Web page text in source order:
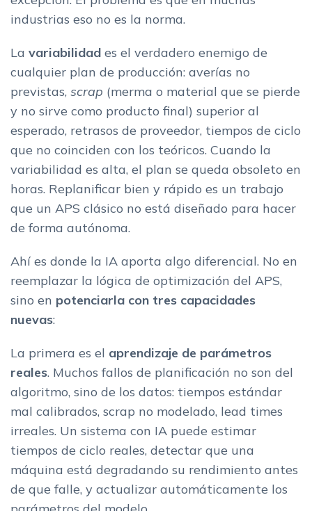
industrias eso no es la norma.
La variabilidad es el verdadero enemigo de
cualquier plan de producción: averías no
previstas, scrap (merma o material que se pierde
y no sirve como producto final) superior al
esperado, retrasos de proveedor, tiempos de ciclo
que no coinciden con los teóricos. Cuando la
variabilidad es alta, el plan se queda obsoleto en
horas. Replanificar bien y rápido es un trabajo
que un APS clásico no está diseñado para hacer
de forma autónoma.
Ahí es donde la IA aporta algo diferencial. No en
reemplazar la lógica de optimización del APS,
sino en potenciarla con tres capacidades
nuevas:
La primera es el aprendizaje de parámetros
reales. Muchos fallos de planificación no son del
algoritmo, sino de los datos: tiempos estándar
mal calibrados, scrap no modelado, lead times
irreales. Un sistema con IA puede estimar
tiempos de ciclo reales, detectar que una
máquina está degradando su rendimiento antes
de que falle, y actualizar automáticamente los